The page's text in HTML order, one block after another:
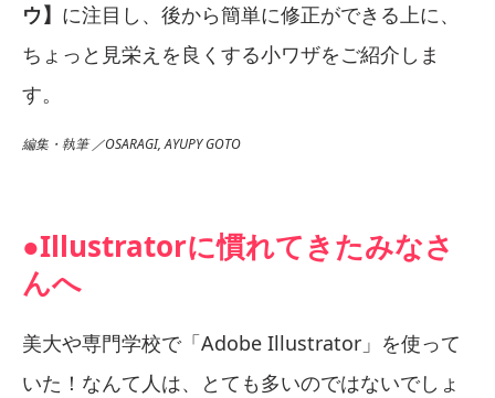
ウ】 に注目し、後から簡単に修正ができる上に、
ちょっと見栄えを良くする小ワザをご紹介しま
す。
編集・執筆 ／OSARAGI, AYUPY GOTO
●Illustratorに慣れてきたみなさ
んへ
美大や専門学校で「Adobe Illustrator」を使って
いた！なんて人は、とても多いのではないでしょ